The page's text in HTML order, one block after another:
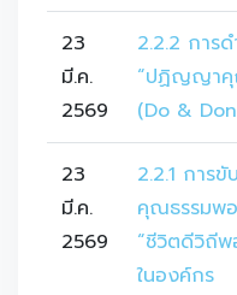
23
มี.ค.
2569
2.2.2 การด
“ปฏิญญาคุ
(Do &
23
มี.ค.
2569
2.2.1 การขั
คุณธรรมพ
“ชีวิตดีวิถีพ
ในองค์กร